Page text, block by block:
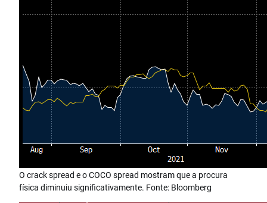
O crack spread e o COCO spread mostram que a procura
física diminuiu significativamente. Fonte: Bloomberg